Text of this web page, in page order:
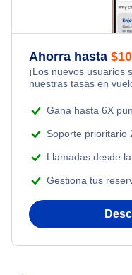
Bahamasair
Air Transat
Ahorra hasta $
¡Los nuevos usuarios
nuestras tasas en
Gana hasta 6X
Soporte prioritario
Llamadas desde
Gestiona tus